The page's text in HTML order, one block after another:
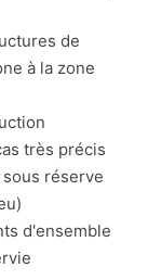
de
à la zone
très précis
réserve
d'ensemble